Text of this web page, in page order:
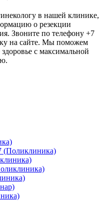
в нашей клинике,
о резекции
Звоните по телефону +7
на сайте. Мы поможем
с максимальной
(Поликлиника)